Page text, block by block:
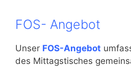
FOS- Angebot
Unser FOS-Angebot
des Mittagstisches